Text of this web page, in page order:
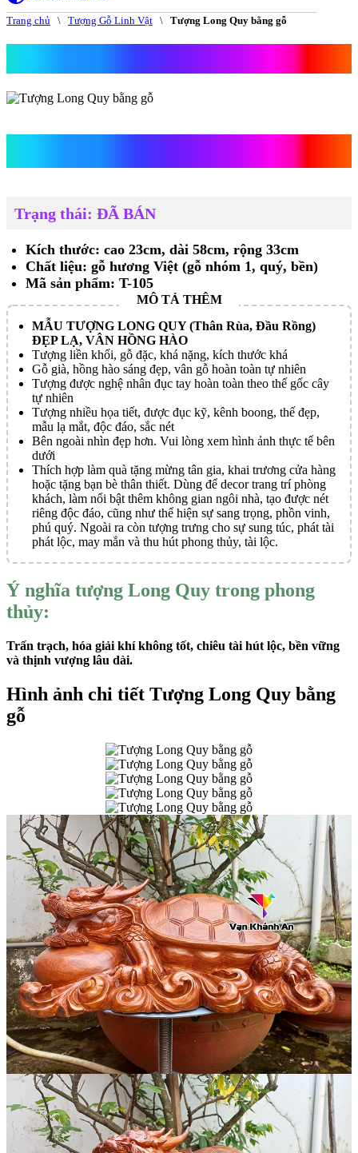
Trang chủ \ Tượng Gỗ Linh Vật \ Tượng Long Quy bằng gỗ
Trạng thái: ĐÃ BÁN
Kích thước: cao 23cm, dài 58cm, rộng 33cm
Chất liệu: gỗ hương Việt (gỗ nhóm 1, quý, bền)
Mã sản phẩm: T-105
MẪU TƯỢNG LONG QUY (Thân Rùa, Đầu Rồng)
ĐẸP LẠ, VÂN HỒNG HÀO
Tượng liền khối, gỗ đặc, khá nặng, kích thước khá
Gỗ già, hồng hào sáng đẹp, vân gỗ hoàn toàn tự nhiên
Tượng được nghệ nhân đục tay hoàn toàn theo thế gốc cây
tự nhiên
Tượng nhiều họa tiết, được đục kỹ, kênh boong, thế đẹp,
mẫu lạ mắt, độc đáo, sắc nét
Bên ngoài nhìn đẹp hơn. Vui lòng xem hình ảnh thực tế bên
dưới
Thích hợp làm quà tặng mừng tân gia, khai trương cửa hàng
hoặc tặng bạn bè thân thiết. Dùng để decor trang trí phòng
khách, làm nổi bật thêm không gian ngôi nhà, tạo được nét
riêng độc đáo, cũng như thể hiện sự sang trọng, phồn vinh,
phú quý. Ngoài ra còn tượng trưng cho sự sung túc, phát tài
phát lộc, may mắn và thu hút phong thủy, tài lộc.
Ý nghĩa tượng Long Quy trong phong
thủy:
Trấn trạch, hóa giải khí không tốt, chiêu tài hút lộc, bền vững
và thịnh vượng lâu dài.
Hình ảnh chi tiết Tượng Long Quy bằng
gỗ